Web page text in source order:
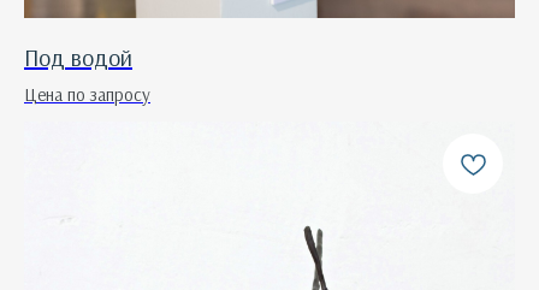
Под водой
Цена по запросу